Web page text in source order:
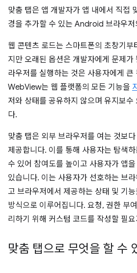
맞춤 탭은 앱 개발자가 앱 내에서 직접
경을 추가할 수 있는 Android 브라우저
웹 콘텐츠 로드는 스마트폰의 초창기부
지만 오래된 옵션은 개발자에게 문제가
라우저를 실행하는 것은 사용자에게 큰
WebView는 웹 플랫폼의 모든 기능을
저와 상태를 공유하지 않으며 유지보수
다.
맞춤 탭은 외부 브라우저를 여는 것보
제공합니다. 이를 통해 사용자는 탐색
수 있어 참여도를 높이고 사용자가 앱
있습니다. 이는 사용자가 선호하는 브
고 브라우저에서 제공하는 상태 및 기
방식으로 이루어집니다. 요청, 권한 부
리하기 위해 커스텀 코드를 작성할 필
맞춤 탭으로 무엇을 할 수